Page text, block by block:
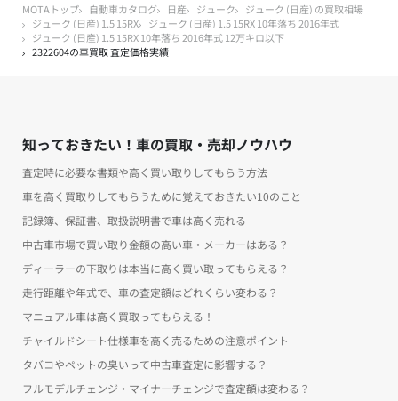
MOTAトップ
自動車カタログ 日産 ジューク
ジューク (日産) の買取相場
ジューク (日産) 1.5 15RX
ジューク (日産) 1.5 15RX 10年落ち 2016年式
ジューク (日産) 1.5 15RX 10年落ち 2016年式 12万キロ以下
2322604の車買取 査定価格実績
知っておきたい！車の買取・売却ノウハウ
査定時に必要な書類や高く買い取りしてもらう方法
車を高く買取りしてもらうために覚えておきたい10のこと
記録簿、保証書、取扱説明書で車は高く売れる
中古車市場で買い取り金額の高い車・メーカーはある？
ディーラーの下取りは本当に高く買い取ってもらえる？
走行距離や年式で、車の査定額はどれくらい変わる？
マニュアル車は高く買取ってもらえる！
チャイルドシート仕様車を高く売るための注意ポイント
タバコやペットの臭いって中古車査定に影響する？
フルモデルチェンジ・マイナーチェンジで査定額は変わる？